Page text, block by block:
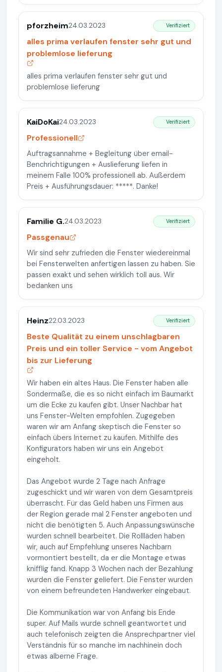
pforzheim24.03.2023 Verifiziert
alles prima verlaufen fenster sehr gut und
problemlose lieferung
alles prima verlaufen fenster sehr gut und
problemlose lieferung
KaiDoKai24.03.2023 Verifiziert
Professionell
Auftragsannahme + Begleitung über email-
Benchrichtigungen + Auslieferung liefen in
meinem Falle 100% professionell ab. Außerdem
Preis + Ausführungsdauer: *****. Danke!
Familie G.24.03.2023 Verifiziert
Passgenau
Wir sind sehr zufrieden die Fenster wiedereinmal
bei Fensterwelten anfertigen lassen zu haben. Sie
passen exakt und sehen wirklich toll aus. Wir
bedanken uns
Heinz22.03.2023 Verifiziert
Beste Qualität zu einem unschlagbaren
Preis und ein toller Service - vom Angebot
bis zur Lieferung
Wir haben ein altes Haus. Die Fenster haben alle
Sondermaße, die es so nicht einfach im Baumarkt
um die Ecke zu kaufen gibt. Unser Nachbar hat
uns Fenster-Welten empfohlen. Zugegeben
waren wir am Anfang skeptisch die Fenster so
einfach übers Internet zu kaufen. Mithilfe des
Konfigurators haben wir uns ein Angebot
eingeholt.
Das Angebot wurde 2 Tage nach Anfrage
zugeschickt und wir waren von dem Gesamtpreis
überrascht. Für das Geld haben uns Firmen aus
der Region gerade mal 2 Fenster angeboten und
nicht die benötigten 5. Auch Anpassungswünsche
wurden schnell bearbeitet. Die Rollläden haben
wir, auch auf Empfehlung unseres Nachbarn
vormontiert bestellt, da er die Montage etwas
knifflig fand. Knapp 3 Wochen nach der Bezahlung
wurden die Fenster geliefert. Die Fenster wurden
von einem befreundeten Handwerker eingebaut.
Die Kommunikation war von Anfang bis Ende
super. Auf Mails wurde schnell geantwortet und
auch telefonisch zeigten die Ansprechpartner viel
Verständnis für so manche im nachhinein doch
etwas alberne Frage.